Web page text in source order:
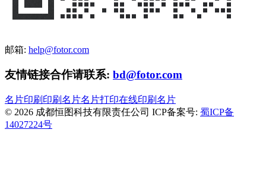
邮箱: help@fotor.com
友情链接合作请联系: bd@fotor.com
名片印刷 印刷名片名片打印在线印刷名片
© 2026 成都恒图科技有限责任公司 ICP备案号: 蜀ICP备
14027224号